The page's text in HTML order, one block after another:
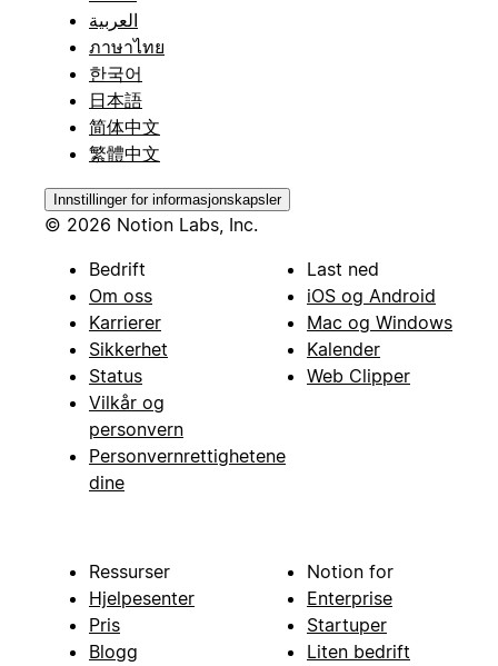
العربية
ภาษาไทย
한국어
日本語
简体中文
繁體中文
Innstillinger for informasjonskapsler
© 2026 Notion Labs, Inc.
Bedrift
Om oss
Karrierer
Sikkerhet
Status
Vilkår og
personvern
Personvernrettighetene
dine
Last ned
iOS og Android
Mac og Windows
Kalender
Web Clipper
Ressurser
Hjelpesenter
Pris
Blogg
Notion for
Enterprise
Startuper
Liten bedrift